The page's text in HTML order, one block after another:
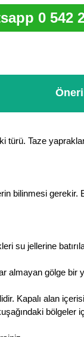
0 542
Taze
bilinmesi
su jellerine
almayan gölge
Kapalı alan
bölgeler